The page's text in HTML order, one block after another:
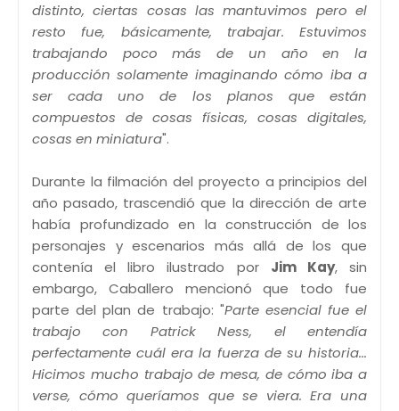
distinto, ciertas cosas las mantuvimos pero el
resto fue, básicamente, trabajar. Estuvimos
trabajando poco más de un año en la
producción solamente imaginando cómo iba a
ser cada uno de los planos que están
compuestos de cosas físicas, cosas digitales,
cosas en miniatura".
Durante la filmación del proyecto a principios del
año pasado, trascendió que la dirección de arte
había profundizado en la construcción de los
personajes y escenarios más allá de los que
contenía el libro ilustrado por Jim Kay, sin
embargo, Caballero mencionó que todo fue
parte del plan de trabajo: "Parte esencial fue el
trabajo con Patrick Ness, el entendía
perfectamente cuál era la fuerza de su historia...
Hicimos mucho trabajo de mesa, de cómo iba a
verse, cómo queríamos que se viera. Era una